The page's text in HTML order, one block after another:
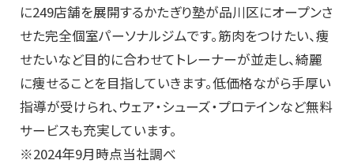
に249店舗を展開するかたぎり塾が品川区にオープンさ
せた完全個室パーソナルジムです。筋肉をつけたい、痩
せたいなど目的に合わせてトレーナーが並走し、綺麗
に痩せることを目指していきます。低価格ながら手厚い
指導が受けられ、ウェア・シューズ・プロテインなど無料
サービスも充実しています。
※2024年9月時点当社調べ